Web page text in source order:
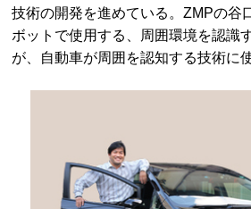
技術の開発を進めている。ZMPの谷
ボットで使用する、周囲環境を認識
が、自動車が周囲を認知する技術に